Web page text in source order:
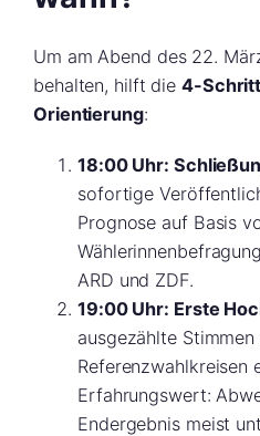
Um am Abend des 22.
behalten, hilft die4-
Orientierung:
18:00 Uhr:
sofortige
Prognose auf Basis
ARD und ZDF.
19:00 Uhr: Erste
ausgezählte Stimmen
Referenzwahlkreisen
Erfahrungswert:
Endergebnis meist